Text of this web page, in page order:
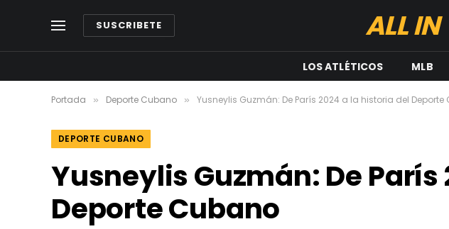
SUSCRIBETE ALL IN
LOS ATLÉTICOS MLB
Portada » Deporte Cubano » Yusneylis Guzmán: De París 2024 a la historia del Deporte
DEPORTE CUBANO
Yusneylis Guzmán: De
Deporte Cubano